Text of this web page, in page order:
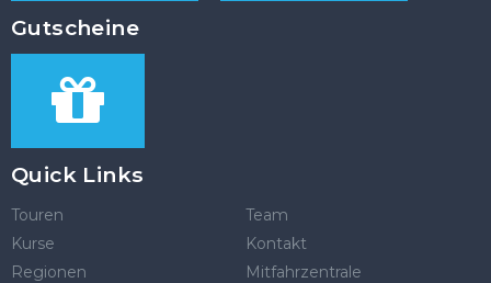
Gutscheine
Quick Links
Touren
Kurse
Regionen
Team
Kontakt
Mitfahrzentrale